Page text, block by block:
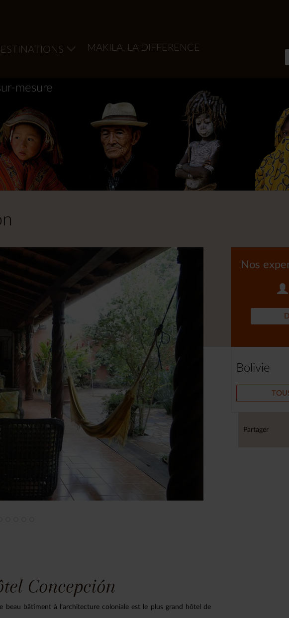
MAKILA, LA DIFFERENCE
mesure
Concepción
beau bâtiment à l’architecture coloniale est le plus grand hôtel de
Nos
Bolivie
Partager